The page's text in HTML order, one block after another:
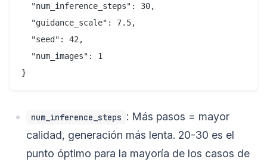
  "num_inference_steps": 30,
  "guidance_scale": 7.5,
  "seed": 42,
  "num_images": 1
num_inference_steps : Más pasos = mayor
calidad, generación más lenta. 20-30 es el
punto óptimo para la mayoría de los casos de